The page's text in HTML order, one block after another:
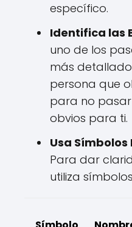
específico.
Identifica las
uno de los
más
persona que
para no
obvios para ti.
Usa
Para dar
utiliza